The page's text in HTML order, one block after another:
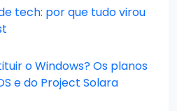
tech: por que tudo virou
o Windows? Os planos
e do Project Solara